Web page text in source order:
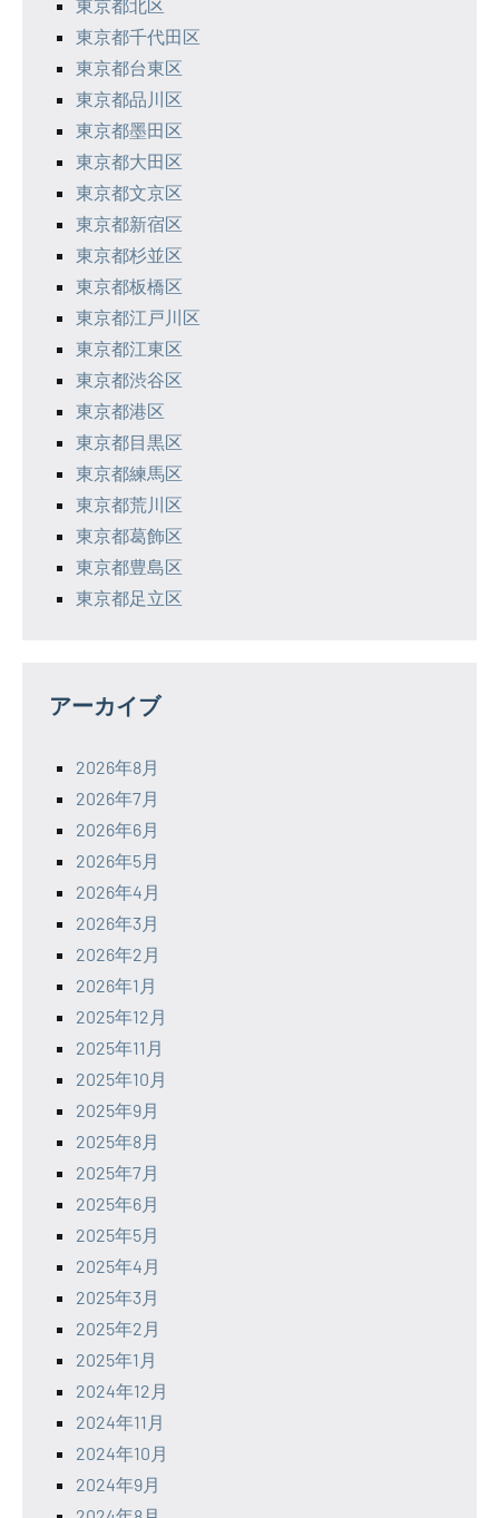
東京都北区
東京都千代田区
東京都台東区
東京都品川区
東京都墨田区
東京都大田区
東京都文京区
東京都新宿区
東京都杉並区
東京都板橋区
東京都江戸川区
東京都江東区
東京都渋谷区
東京都港区
東京都目黒区
東京都練馬区
東京都荒川区
東京都葛飾区
東京都豊島区
東京都足立区
アーカイブ
2026年8月
2026年7月
2026年6月
2026年5月
2026年4月
2026年3月
2026年2月
2026年1月
2025年12月
2025年11月
2025年10月
2025年9月
2025年8月
2025年7月
2025年6月
2025年5月
2025年4月
2025年3月
2025年2月
2025年1月
2024年12月
2024年11月
2024年10月
2024年9月